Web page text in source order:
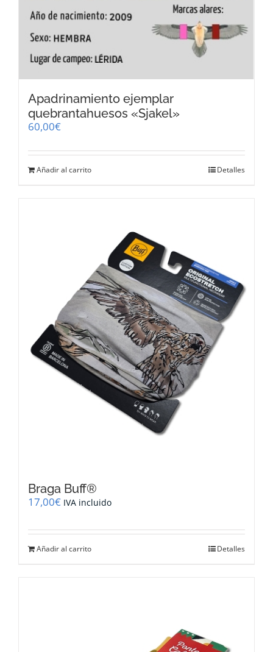
Apadrinamiento ejemplar
quebrantahuesos «Sjakel»
60,00€
Añadir al carrito Detalles
Braga Buff®
17,00€ IVA incluido
Añadir al carrito Detalles